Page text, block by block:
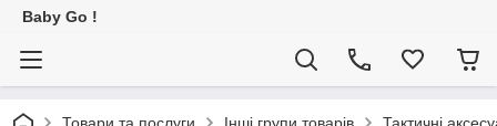
Baby Go !